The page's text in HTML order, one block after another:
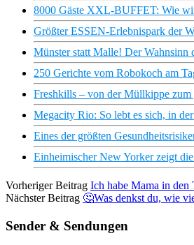
8000 Gäste XXL-BUFFET: Wie
Größter ESSEN-Erlebnispark der
Münster statt Malle! Der Wahnsinn
250 Gerichte vom Robokoch am
Freshkills – von der Müllkippe
Megacity Rio: So lebt es sich, in
Eines der größten
Einheimischer New Yorker zeigt
Vorheriger Beitrag Ich habe Mama in
Nächster Beitrag 🤔Was denkst du, wie
Sender & Sendungen